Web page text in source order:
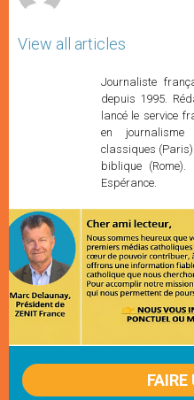
View all articles
Journaliste
depuis 1995.
lancé le service
en
classiques
biblique
Espérance.
FAIRE